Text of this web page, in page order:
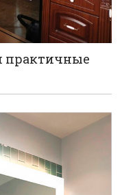
практичные